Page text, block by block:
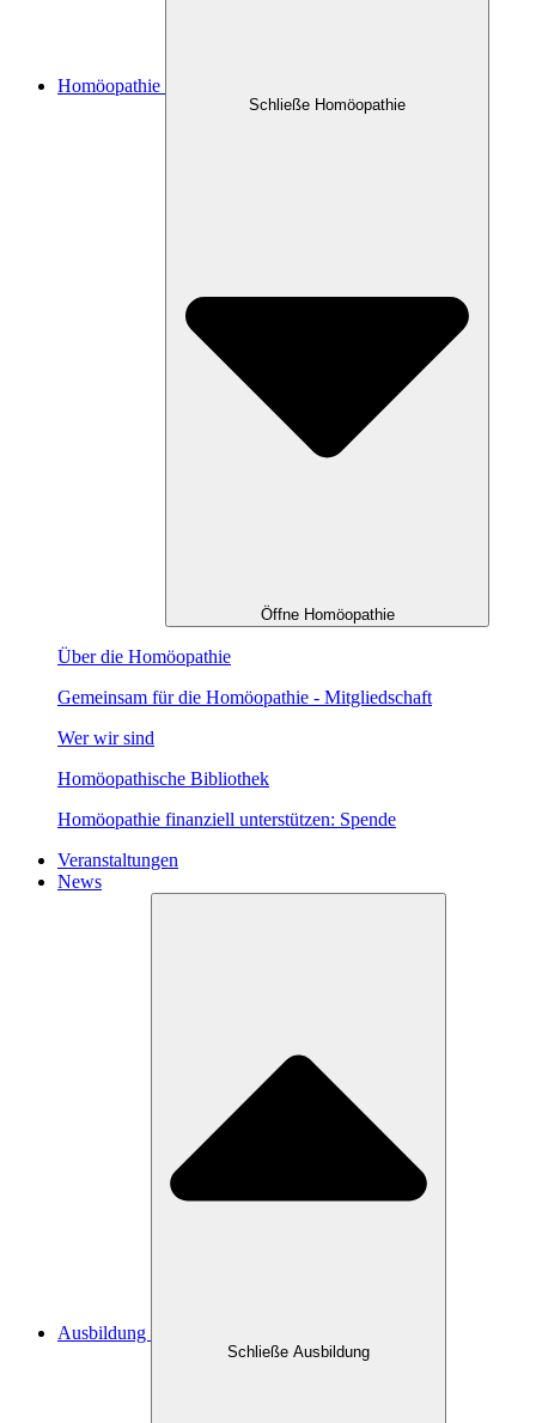
Homöopathie
Schließe Homöopathie
Öffne Homöopathie
Über die Homöopathie
Gemeinsam für die Homöopathie - Mitgliedschaft
Wer wir sind
Homöopathische Bibliothek
Homöopathie finanziell unterstützen: Spende
Veranstaltungen
News
Ausbildung
Schließe Ausbildung